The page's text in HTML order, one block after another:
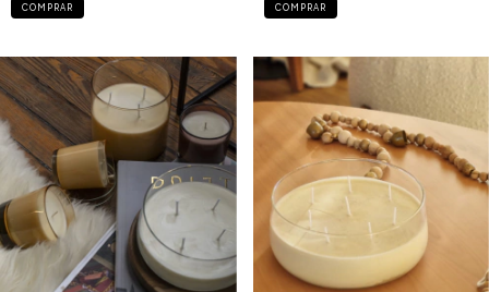
COMPRAR COMPRAR